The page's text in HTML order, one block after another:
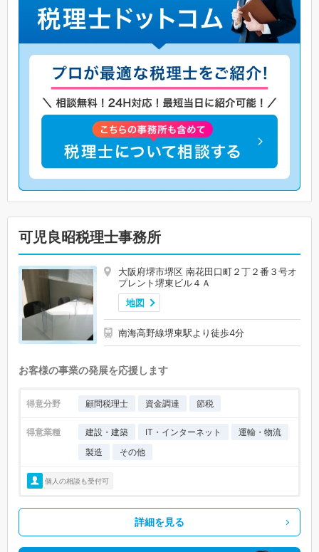
可児良昭税理士事務所
大阪府堺市堺区 南花田口町２丁２番３号オ
プレント堺東ビル４Ａ
地図
南海高野線堺東駅より徒歩4分
お客様の事業の発展を応援します
得意分野 顧問税理士 資金調達 節税
得意業種 建設・建築 IT・インターネット
運輸・物流
製造
その他
個人の相談も受付可
詳細を見る